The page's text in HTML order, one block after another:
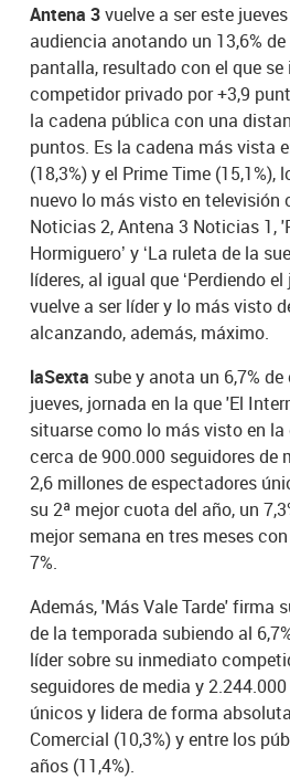
Antena 3vuelve a ser este
audiencia anotando un 13,6%
pantalla, resultado con el que se
competidor privado por +3,9
la cadena pública con una
puntos. Es la cadena más vista
(18,3%) y el Prime Time (15,1%),
nuevo lo más visto en televisión
Noticias 2, Antena 3 Noticias 1,
Hormiguero’ y ‘La ruleta de la
líderes, al igual que ‘Perdiendo el
vuelve a ser líder y lo más visto
alcanzando, además, máximo.
laSexta sube y anota un 6,7%
jueves, jornada en la que 'El
situarse como lo más visto en la
cerca de 900.000 seguidores de
2,6 millones de espectadores
su 2ª mejor cuota del año, un
mejor semana en tres meses
7%.
Además, 'Más Vale Tarde' firma
de la temporada subiendo al
líder sobre su inmediato
seguidores de media y
únicos y lidera de forma
Comercial (10,3%) y entre los
años (11,4%).